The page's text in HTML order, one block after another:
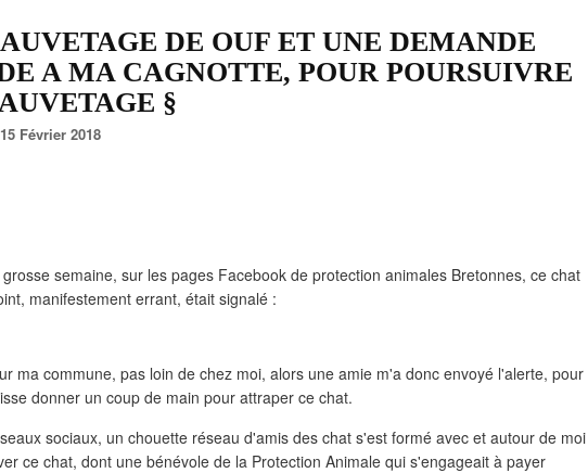
DE OUF ET UNE DEMANDE
A MA CAGNOTTE, POUR POURSUIVRE
§
Février 2018
semaine, sur les pages Facebook de protection animales Bretonnes, ce chat
manifestement errant, était signalé :
ma commune, pas loin de chez moi, alors une amie m'a donc envoyé l'alerte, pour
donner un coup de main pour attraper ce chat.
sociaux, un chouette réseau d'amis des chat s'est formé avec et autour de moi
ce chat, dont une bénévole de la Protection Animale qui s'engageait à payer